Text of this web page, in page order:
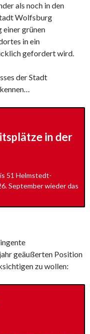
als noch in den
Wolfsburg
einer grünen
in ein
gefordert wird.
der Stadt
in der
51 Helmstedt-
September wieder das
geäußerten Position
zu wollen: